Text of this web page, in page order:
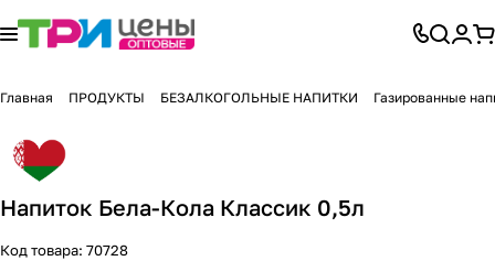
Главная ПРОДУКТЫ БЕЗАЛКОГОЛЬНЫЕ НАПИТКИ Газированные
Напиток Бела-Кола Классик 0,5л
Код товара: 70728